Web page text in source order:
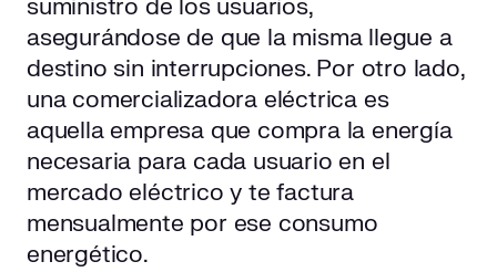
suministro de los usuarios,
asegurándose de que la misma llegue a
destino sin interrupciones. Por otro lado,
una comercializadora eléctrica es
aquella empresa que compra la energía
necesaria para cada usuario en el
mercado eléctrico y te factura
mensualmente por ese consumo
energético.